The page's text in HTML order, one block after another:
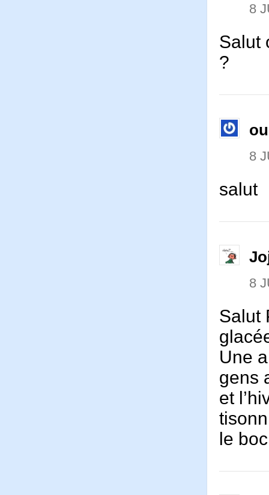
8
Salut
?
8
salut
8
Salut
Une
gens
et
le